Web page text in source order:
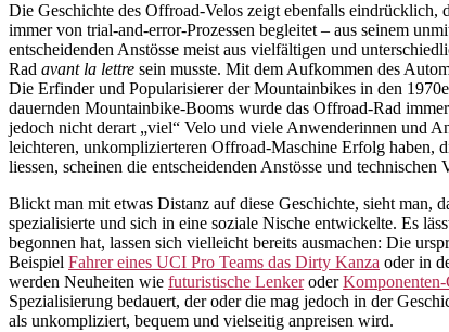
Die Geschichte des Offroad-Velos zeigt ebenfalls eindrücklich,
immer von trial-and-error-Prozessen begleitet – aus seinem
entscheidenden Anstösse meist aus vielfältigen und
Rad avant la lettre sein musste. Mit dem Aufkommen des
Die Erfinder und Popularisierer der Mountainbikes in den
dauernden Mountainbike-Booms wurde das Offroad-Rad
jedoch nicht derart „viel“ Velo und viele Anwenderinnen und
leichteren, unkomplizierteren Offroad-Maschine Erfolg haben,
liessen, scheinen die entscheidenden Anstösse und
Blickt man mit etwas Distanz auf diese Geschichte, sieht man,
spezialisierte und sich in eine soziale Nische entwickelte. Es
begonnen hat, lassen sich vielleicht bereits ausmachen: Die
Beispiel Fahrer eines UCI Pro Teams das Dirty Kanza oder in
werden Neuheiten wie futuristische Lenkeroder
Spezialisierung bedauert, der oder die mag jedoch in der
als unkompliziert, bequem und vielseitig anpreisen wird.